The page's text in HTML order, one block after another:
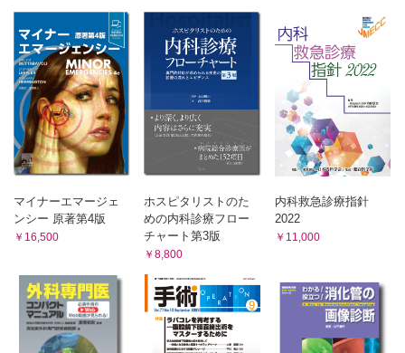
4 膵病変の見落としをしない基本走査
5 膵のアーチファクトとその対応
6 膵の見落としをしない超音波像
7 膵の炎症性病変
8 膵の腫瘍性病変
9 その他
10 まとめ
4 脾臓 岩崎信広
1 はじめに
2 正常像
5 おわりに
5 腎臓 高梨 昇
マイナーエマージェ
ンシー 原著第4版
￥16,500
ホスピタリストのた
めの内科診療フロー
チャート第3版
￥8,800
内科救急診療指針
2022
￥11,000